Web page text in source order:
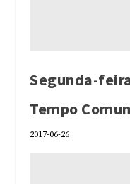
Segunda-
Tempo
2017-06-26